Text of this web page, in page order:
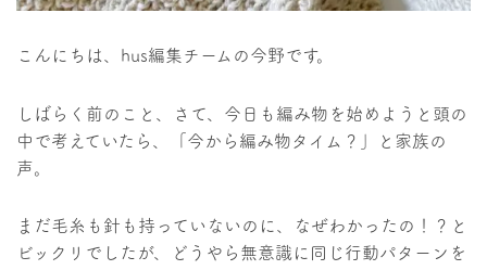
こんにちは、hus編集チームの今野です。
しばらく前のこと、さて、今日も編み物を始めようと頭の
中で考えていたら、「今から編み物タイム？」と家族の
声。
まだ毛糸も針も持っていないのに、なぜわかったの！？と
ビックリでしたが、どうやら無意識に同じ行動パターンを